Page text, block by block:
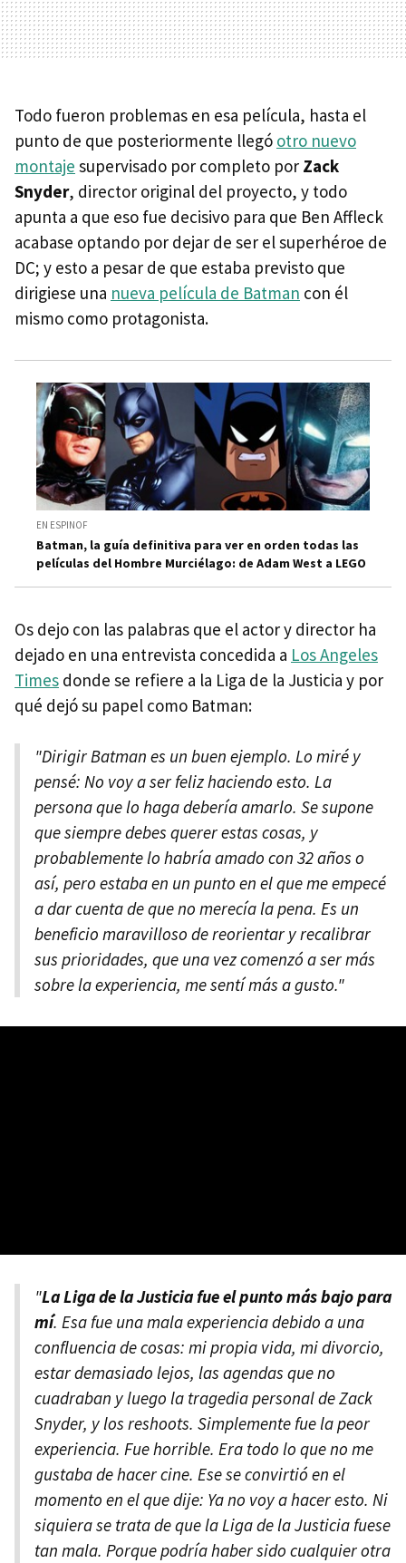
Todo fueron problemas en esa película, hasta el
punto de que posteriormente llegó otro nuevo
montaje supervisado por completo por Zack
Snyder, director original del proyecto, y todo
apunta a que eso fue decisivo para que Ben Affleck
acabase optando por dejar de ser el superhéroe de
DC; y esto a pesar de que estaba previsto que
dirigiese una nueva película de Batman con él
mismo como protagonista.
EN ESPINOF
Batman, la guía definitiva para ver en orden todas las
películas del Hombre Murciélago: de Adam West a LEGO
Os dejo con las palabras que el actor y director ha
dejado en una entrevista concedida a Los Angeles
Times donde se refiere a la Liga de la Justicia y por
qué dejó su papel como Batman:
"Dirigir Batman es un buen ejemplo. Lo miré y
pensé: No voy a ser feliz haciendo esto. La
persona que lo haga debería amarlo. Se supone
que siempre debes querer estas cosas, y
probablemente lo habría amado con 32 años o
así, pero estaba en un punto en el que me empecé
a dar cuenta de que no merecía la pena. Es un
beneficio maravilloso de reorientar y recalibrar
sus prioridades, que una vez comenzó a ser más
sobre la experiencia, me sentí más a gusto."
"La Liga de la Justicia fue el punto más bajo para
mí. Esa fue una mala experiencia debido a una
confluencia de cosas: mi propia vida, mi divorcio,
estar demasiado lejos, las agendas que no
cuadraban y luego la tragedia personal de Zack
Snyder, y los reshoots. Simplemente fue la peor
experiencia. Fue horrible. Era todo lo que no me
gustaba de hacer cine. Ese se convirtió en el
momento en el que dije: Ya no voy a hacer esto. Ni
siquiera se trata de que la Liga de la Justicia fuese
tan mala. Porque podría haber sido cualquier otra